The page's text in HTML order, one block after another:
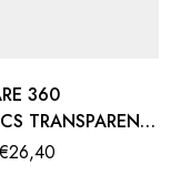
360
TRANSPARENT
€26,40